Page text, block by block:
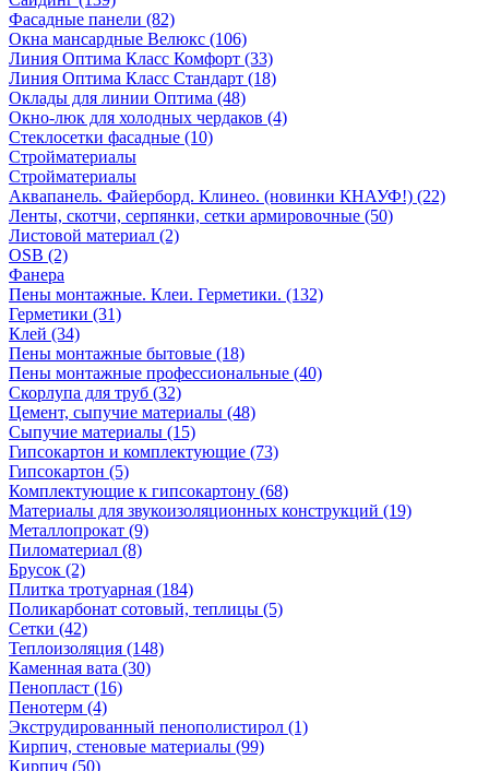
Фасадные панели (82)
Окна мансардные Велюкс (106)
Линия Оптима Класс Комфорт (33)
Линия Оптима Класс Стандарт (18)
Оклады для линии Оптима (48)
Окно-люк для холодных чердаков (4)
Стеклосетки фасадные (10)
Стройматериалы
Стройматериалы
Аквапанель. Файерборд. Клинео. (новинки КНАУФ!) (22)
Ленты, скотчи, серпянки, сетки армировочные (50)
Листовой материал (2)
OSB (2)
Фанера
Пены монтажные. Клеи. Герметики. (132)
Герметики (31)
Клей (34)
Пены монтажные бытовые (18)
Пены монтажные профессиональные (40)
Скорлупа для труб (32)
Цемент, сыпучие материалы (48)
Сыпучие материалы (15)
Гипсокартон и комплектующие (73)
Гипсокартон (5)
Комплектующие к гипсокартону (68)
Материалы для звукоизоляционных конструкций (19)
Металлопрокат (9)
Пиломатериал (8)
Брусок (2)
Плитка тротуарная (184)
Поликарбонат сотовый, теплицы (5)
Сетки (42)
Теплоизоляция (148)
Каменная вата (30)
Пенопласт (16)
Пенотерм (4)
Экструдированный пенополистирол (1)
Кирпич, стеновые материалы (99)
Кирпич (50)